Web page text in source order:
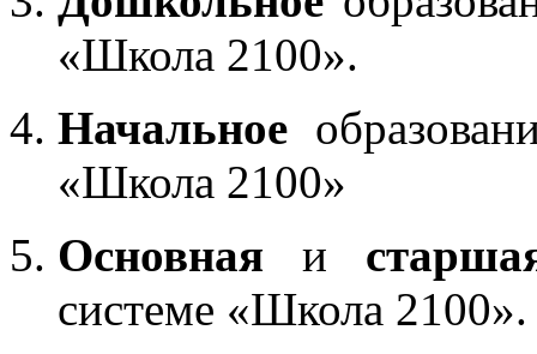
«Школа 2100».
Начальное
«Школа 2100»
Основная и
системе «Школа 2100».